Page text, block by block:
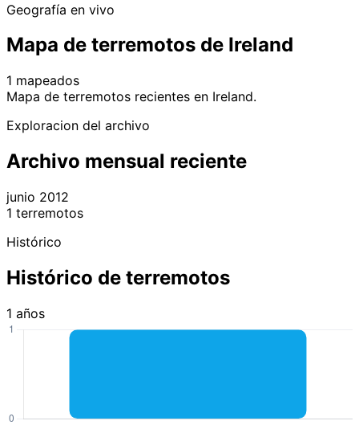
Geografía en vivo
Mapa de terremotos de Ireland
1 mapeados
+
−
Mapa de terremotos recientes en Ireland.
Exploracion del archivo
Archivo mensual reciente
junio 2012
1 terremotos
Histórico
Histórico de terremotos
1 años